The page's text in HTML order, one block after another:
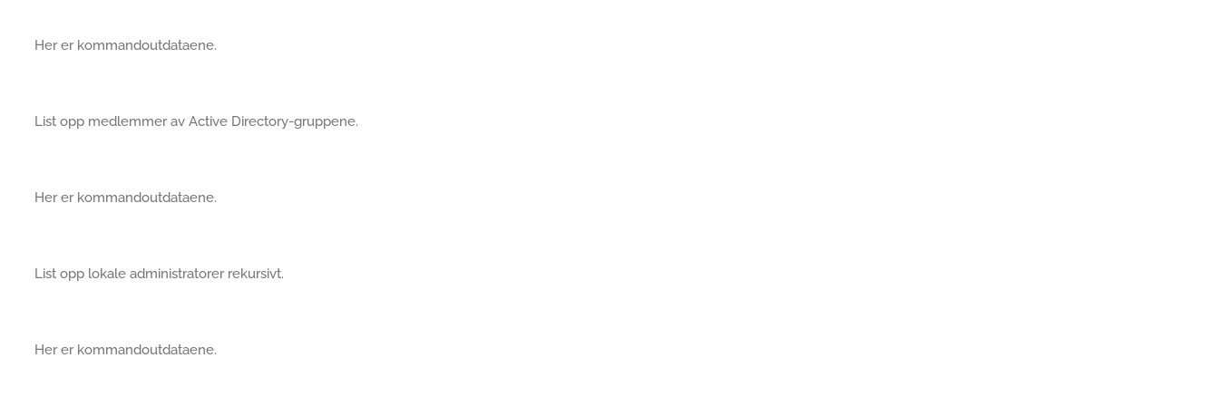
Her er kommandoutdataene.
List opp medlemmer av Active Directory-gruppene.
Her er kommandoutdataene.
List opp lokale administratorer rekursivt.
Her er kommandoutdataene.